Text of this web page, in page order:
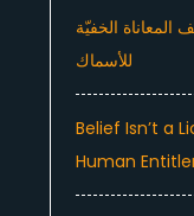
الخفيّة
للأسماك
Belief Isn’t a
Human